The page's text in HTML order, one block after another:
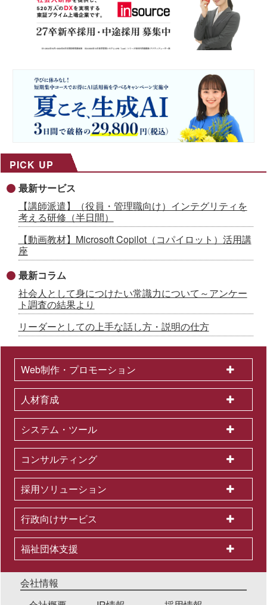
PICK UP
最新サービス
【講師派遣】（役員・管理職向け）インテグリティを
考える研修（半日間）
【動画教材】Microsoft Copilot（コパイロット）活用講
座
最新コラム
社会人として身につけたい常識力について～アンケー
ト調査の結果より
リーダーとしての上手な話し方・説明の仕方
Web制作・プロモーション
人材育成
システム・ツール
コンサルティング
採用ソリューション
行政向けサービス
福祉団体支援
会社情報